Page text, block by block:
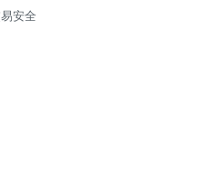
安全